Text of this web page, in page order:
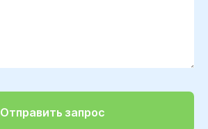
Отправить запрос